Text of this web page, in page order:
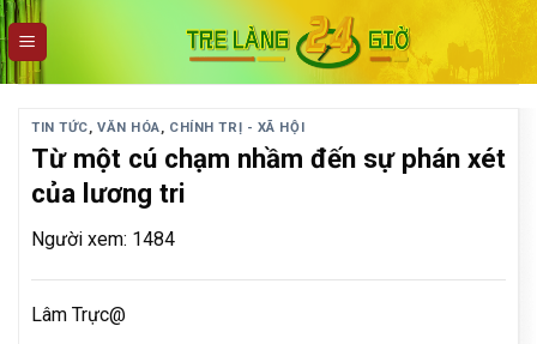
Skip
to
content
TIN TỨC,VĂN HÓA, CHÍNH TRỊ - XÃ HỘI
Từ một cú chạm nhầm đến sự phán xét
của lương tri
Người xem: 1484
Lâm Trực@